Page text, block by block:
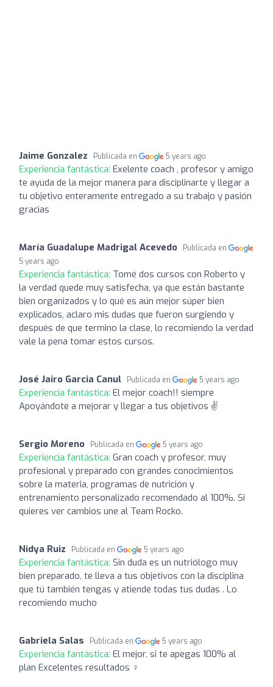
Jaime Gonzalez Publicada en 5 years ago
Experiencia fantástica: Exelente coach , profesor y amigo
te ayuda de la mejor manera para disciplinarte y llegar a
tu objetivo enteramente entregado a su trabajo y pasión
gracias
María Guadalupe Madrigal Acevedo
Publicada en
5 years ago
Experiencia fantástica: Tomé dos cursos con Roberto y
la verdad quede muy satisfecha, ya que están bastante
bien organizados y lo qué es aún mejor súper bien
explicados, aclaro mis dudas que fueron surgiendo y
después de que termino la clase, lo recomiendo la verdad
vale la pena tomar estos cursos.
José Jairo Garcia Canul Publicada en 5 years ago
Experiencia fantástica: El mejor coach!! siempre
Apoyándote a mejorar y llegar a tus objetivos ✌️
Sergio Moreno Publicada en 5 years ago
Experiencia fantástica: Gran coach y profesor, muy
profesional y preparado con grandes conocimientos
sobre la materia, programas de nutrición y
entrenamiento personalizado recomendado al 100%. Si
quieres ver cambios une al Team Rocko.
Nidya Ruiz Publicada en 5 years ago
Experiencia fantástica: Sin duda es un nutriólogo muy
bien preparado, te lleva a tus objetivos con la disciplina
que tú también tengas y atiende todas tus dudas . Lo
recomiendo mucho
Gabriela Salas Publicada en 5 years ago
Experiencia fantástica: El mejor, si te apegas 100% al
plan Excelentes resultados ‍♀️